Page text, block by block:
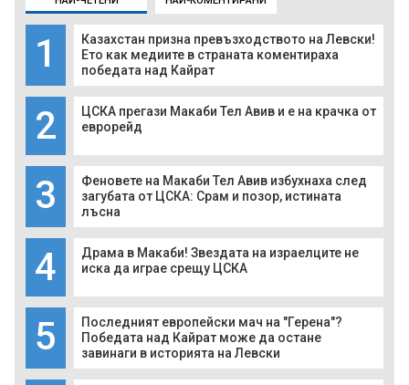
1
Казахстан призна превъзходството на Левски!
Ето как медиите в страната коментираха
победата над Кайрат
2
ЦСКА прегази Макаби Тел Авив и е на крачка от
еврорейд
3
Феновете на Макаби Тел Авив избухнаха след
загубата от ЦСКА: Срам и позор, истината
лъсна
4
Драма в Макаби! Звездата на израелците не
иска да играе срещу ЦСКА
5
Последният европейски мач на "Герена"?
Победата над Кайрат може да остане
завинаги в историята на Левски